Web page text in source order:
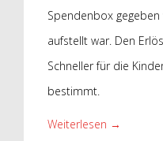
Spendenbox
aufstellt war. Den
Schneller für die
bestimmt.
Weiterlesen →